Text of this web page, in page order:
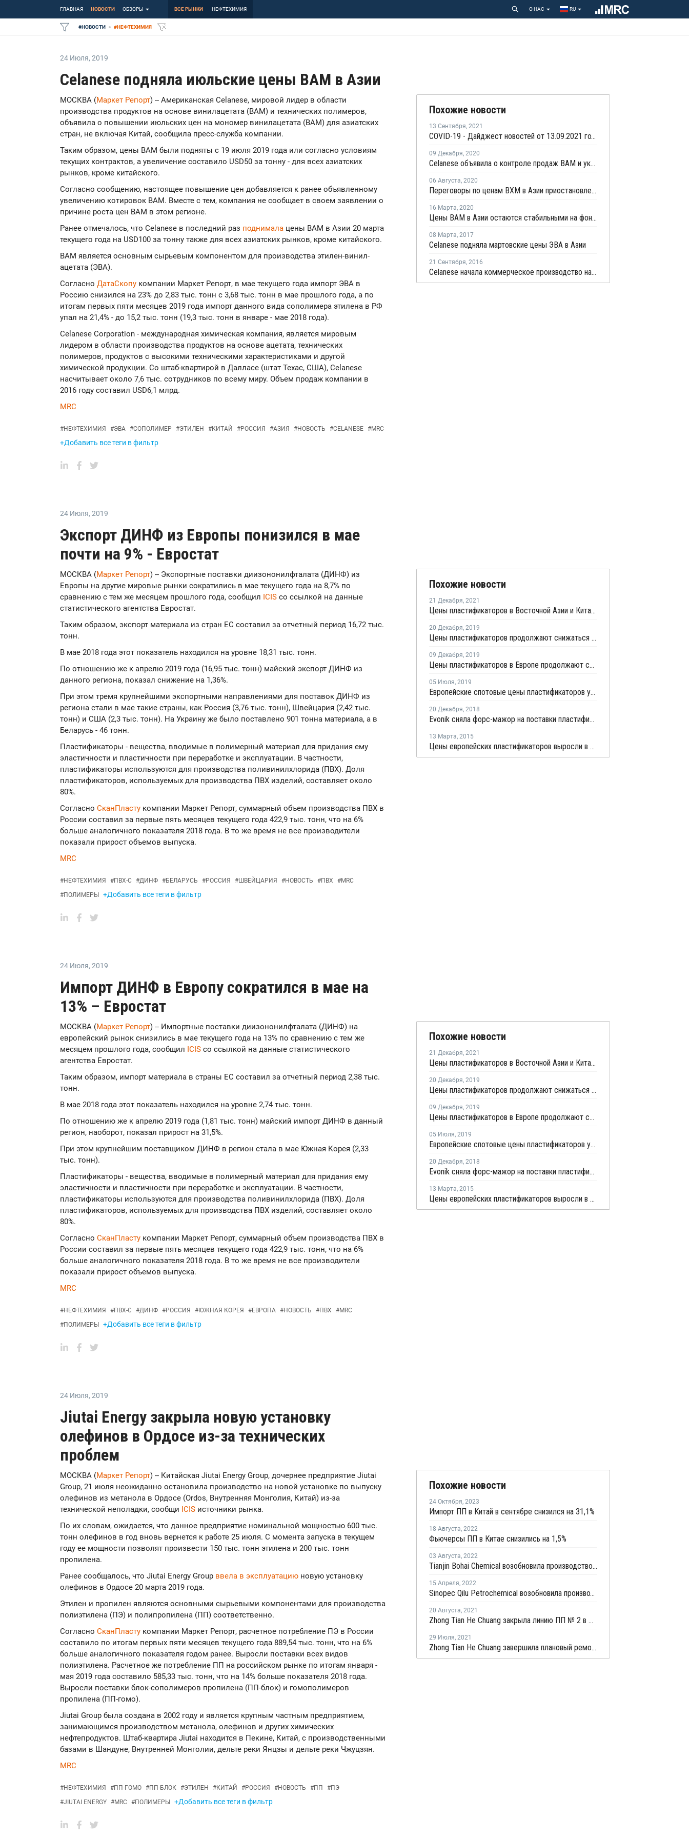
ГЛАВНАЯ НОВОСТИ ОБЗОРЫ ВСЕ РЫНКИ НЕФТЕХИМИЯ О НАС RU
#НОВОСТИ #НЕФТЕХИМИЯ
24 Июля, 2019
Celanese подняла июльские цены ВАМ в Азии
МОСКВА (Маркет Репорт) -- Американская Celanese, мировой лидер в области
производства продуктов на основе винилацетата (ВАМ) и технических полимеров,
объявила о повышении июльских цен на мономер винилацетата (ВАМ) для азиатских
стран, не включая Китай, сообщила пресс-служба компании.
Таким образом, цены ВАМ были подняты с 19 июля 2019 года или согласно условиям
текущих контрактов, а увеличение составило USD50 за тонну - для всех азиатских
рынков, кроме китайского.
Согласно сообщению, настоящее повышение цен добавляется к ранее объявленному
увеличению котировок ВАМ. Вместе с тем, компания не сообщает в своем заявлении о
причине роста цен ВАМ в этом регионе.
Ранее отмечалось, что Celanese в последний раз поднимала цены ВАМ в Азии 20 марта
текущего года на USD100 за тонну также для всех азиатских рынков, кроме китайского.
ВАМ является основным сырьевым компонентом для производства этилен-винил-
ацетата (ЭВА).
Согласно ДатаСкопу компании Маркет Репорт, в мае текущего года импорт ЭВА в
Россию снизился на 23% до 2,83 тыс. тонн с 3,68 тыс. тонн в мае прошлого года, а по
итогам первых пяти месяцев 2019 года импорт данного вида сополимера этилена в РФ
упал на 21,4% - до 15,2 тыс. тонн (19,3 тыс. тонн в январе - мае 2018 года).
Celanese Corporation - международная химическая компания, является мировым
лидером в области производства продуктов на основе ацетата, технических
полимеров, продуктов с высокими техническими характеристиками и другой
химической продукции. Со штаб-квартирой в Далласе (штат Техас, США), Celanese
насчитывает около 7,6 тыс. сотрудников по всему миру. Объем продаж компании в
2016 году составил USD6,1 млрд.
MRC
#НЕФТЕХИМИЯ #ЭВА #СОПОЛИМЕР #ЭТИЛЕН #КИТАЙ #РОССИЯ #АЗИЯ #НОВОСТЬ #CELANESE #MRC
+Добавить все теги в фильтр
Похожие новости
13 Сентября, 2021
COVID-19 - Дайджест новостей от 13.09.2021 года
09 Декабря, 2020
Celanese объявила о контроле продаж ВАМ и уксусной кислоты
06 Августа, 2020
Переговоры по ценам ВХМ в Азии приостановлены; ожидается дефицит предложения
16 Марта, 2020
Цены ВАМ в Азии остаются стабильными на фоне слабого спроса
08 Марта, 2017
Celanese подняла мартовские цены ЭВА в Азии
21 Сентября, 2016
Celanese начала коммерческое производство на заводе ЭВА эмульсий в Сингапуре
24 Июля, 2019
Экспорт ДИНФ из Европы понизился в мае
почти на 9% - Евростат
МОСКВА (Маркет Репорт) -- Экспортные поставки диизононилфталата (ДИНФ) из
Европы на другие мировые рынки сократились в мае текущего года на 8,7% по
сравнению с тем же месяцем прошлого года, сообщил ICIS со ссылкой на данные
статистического агентства Евростат.
Таким образом, экспорт материала из стран ЕС составил за отчетный период 16,72 тыс.
тонн.
В мае 2018 года этот показатель находился на уровне 18,31 тыс. тонн.
По отношению же к апрелю 2019 года (16,95 тыс. тонн) майский экспорт ДИНФ из
данного региона, показал снижение на 1,36%.
При этом тремя крупнейшими экспортными направлениями для поставок ДИНФ из
региона стали в мае такие страны, как Россия (3,76 тыс. тонн), Швейцария (2,42 тыс.
тонн) и США (2,3 тыс. тонн). На Украину же было поставлено 901 тонна материала, а в
Беларусь - 46 тонн.
Пластификаторы - вещества, вводимые в полимерный материал для придания ему
эластичности и пластичности при переработке и эксплуатации. В частности,
пластификаторы используются для производства поливинилхлорида (ПВХ). Доля
пластификаторов, используемых для производства ПВХ изделий, составляет около
80%.
Согласно СканПласту компании Маркет Репорт, суммарный объем производства ПВХ в
России составил за первые пять месяцев текущего года 422,9 тыс. тонн, что на 6%
больше аналогичного показателя 2018 года. В то же время не все производители
показали прирост объемов выпуска.
MRC
#НЕФТЕХИМИЯ #ПВХ-С #ДИНФ #БЕЛАРУСЬ #РОССИЯ #ШВЕЙЦАРИЯ #НОВОСТЬ #ПВХ #MRC
#ПОЛИМЕРЫ +Добавить все теги в фильтр
Похожие новости
21 Декабря, 2021
Цены пластификаторов в Восточной Азии и Китае достигли 10-месячного минимума
20 Декабря, 2019
Цены пластификаторов продолжают снижаться в США
09 Декабря, 2019
Цены пластификаторов в Европе продолжают снижаться в декабре
05 Июля, 2019
Европейские спотовые цены пластификаторов упали в июле до двухлетнего минимума
20 Декабря, 2018
Evonik сняла форс-мажор на поставки пластификаторов в Германии
13 Марта, 2015
Цены европейских пластификаторов выросли в марте
24 Июля, 2019
Импорт ДИНФ в Европу сократился в мае на
13% – Евростат
МОСКВА (Маркет Репорт) -- Импортные поставки диизононилфталата (ДИНФ) на
европейский рынок снизились в мае текущего года на 13% по сравнению с тем же
месяцем прошлого года, сообщил ICIS со ссылкой на данные статистического
агентства Евростат.
Таким образом, импорт материала в страны ЕС составил за отчетный период 2,38 тыс.
тонн.
В мае 2018 года этот показатель находился на уровне 2,74 тыс. тонн.
По отношению же к апрелю 2019 года (1,81 тыс. тонн) майский импорт ДИНФ в данный
регион, наоборот, показал прирост на 31,5%.
При этом крупнейшим поставщиком ДИНФ в регион стала в мае Южная Корея (2,33
тыс. тонн).
Пластификаторы - вещества, вводимые в полимерный материал для придания ему
эластичности и пластичности при переработке и эксплуатации. В частности,
пластификаторы используются для производства поливинилхлорида (ПВХ). Доля
пластификаторов, используемых для производства ПВХ изделий, составляет около
80%.
Согласно СканПласту компании Маркет Репорт, суммарный объем производства ПВХ в
России составил за первые пять месяцев текущего года 422,9 тыс. тонн, что на 6%
больше аналогичного показателя 2018 года. В то же время не все производители
показали прирост объемов выпуска.
MRC
#НЕФТЕХИМИЯ #ПВХ-С #ДИНФ #РОССИЯ #ЮЖНАЯ КОРЕЯ #ЕВРОПА #НОВОСТЬ #ПВХ #MRC
#ПОЛИМЕРЫ +Добавить все теги в фильтр
Похожие новости
21 Декабря, 2021
Цены пластификаторов в Восточной Азии и Китае достигли 10-месячного минимума
20 Декабря, 2019
Цены пластификаторов продолжают снижаться в США
09 Декабря, 2019
Цены пластификаторов в Европе продолжают снижаться в декабре
05 Июля, 2019
Европейские спотовые цены пластификаторов упали в июле до двухлетнего минимума
20 Декабря, 2018
Evonik сняла форс-мажор на поставки пластификаторов в Германии
13 Марта, 2015
Цены европейских пластификаторов выросли в марте
24 Июля, 2019
Jiutai Energy закрыла новую установку
олефинов в Ордосе из-за технических
проблем
МОСКВА (Маркет Репорт) -- Китайская Jiutai Energy Group, дочернее предприятие Jiutai
Group, 21 июля неожиданно остановила производство на новой установке по выпуску
олефинов из метанола в Ордосе (Ordos, Внутренняя Монголия, Китай) из-за
технической неполадки, сообщи ICIS источники рынка.
По их словам, ожидается, что данное предприятие номинальной мощностью 600 тыс.
тонн олефинов в год вновь вернется к работе 25 июля. С момента запуска в текущем
году ее мощности позволят произвести 150 тыс. тонн этилена и 200 тыс. тонн
пропилена.
Ранее сообщалось, что Jiutai Energy Group ввела в эксплуатацию новую установку
олефинов в Ордосе 20 марта 2019 года.
Этилен и пропилен являются основными сырьевыми компонентами для производства
полиэтилена (ПЭ) и полипропилена (ПП) соответственно.
Согласно СканПласту компании Маркет Репорт, расчетное потребление ПЭ в России
составило по итогам первых пяти месяцев текущего года 889,54 тыс. тонн, что на 6%
больше аналогичного показателя годом ранее. Выросли поставки всех видов
полиэтилена. Расчетное же потребление ПП на российском рынке по итогам января -
мая 2019 года составило 585,33 тыс. тонн, что на 14% больше показателя 2018 года.
Выросли поставки блок-сополимеров пропилена (ПП-блок) и гомополимеров
пропилена (ПП-гомо).
Jiutai Group была создана в 2002 году и является крупным частным предприятием,
занимающимся производством метанола, олефинов и других химических
нефтепродуктов. Штаб-квартира Jiutai находится в Пекине, Китай, с производственными
базами в Шандуне, Внутренней Монголии, дельте реки Янцзы и дельте реки Чжуцзян.
MRC
#НЕФТЕХИМИЯ #ПП-ГОМО #ПП-БЛОК #ЭТИЛЕН #КИТАЙ #РОССИЯ #НОВОСТЬ #ПП #ПЭ
#JIUTAI ENERGY #MRC #ПОЛИМЕРЫ +Добавить все теги в фильтр
Похожие новости
24 Октября, 2023
Импорт ПП в Китай в сентябре снизился на 31,1%
18 Августа, 2022
Фьючерсы ПП в Китае снизились на 1,5%
03 Августа, 2022
Tianjin Bohai Chemical возобновила производство пропилена на установке дегидрирования пропана в Таньзине
15 Апреля, 2022
Sinopec Qilu Petrochemical возобновила производство ПП в Китае
20 Августа, 2021
Zhong Tian He Chuang закрыла линию ПП № 2 в Ордосе на внеплановый ремонт
29 Июля, 2021
Zhong Tian He Chuang завершила плановый ремонт на линии ПП № 2 в Ордосе